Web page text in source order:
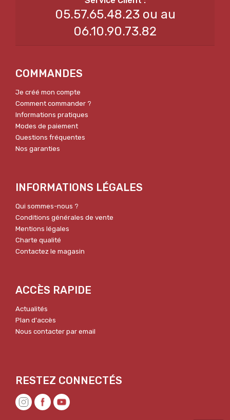
05.57.65.48.23 ou au
06.10.90.73.82
COMMANDES
Je créé mon compte
Comment commander ?
Informations pratiques
Modes de paiement
Questions fréquentes
Nos garanties
INFORMATIONS LÉGALES
Qui sommes-nous ?
Conditions générales de vente
Mentions légales
Charte qualité
Contactez le magasin
ACCÈS RAPIDE
Actualités
Plan d'accès
Nous contacter par email